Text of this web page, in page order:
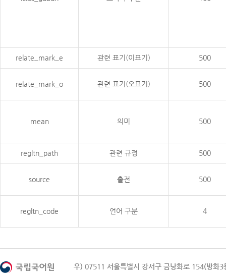
relate_mark_e 관련 표기(이표기) 500
relate_mark_o 관련 표기(오표기) 500
mean 의미 500
regltn_path 관련 규정 500
source 출전 500
regltn_code 언어 구분 4
우) 07511 서울특별시 강서구 금낭화로 154(방화3